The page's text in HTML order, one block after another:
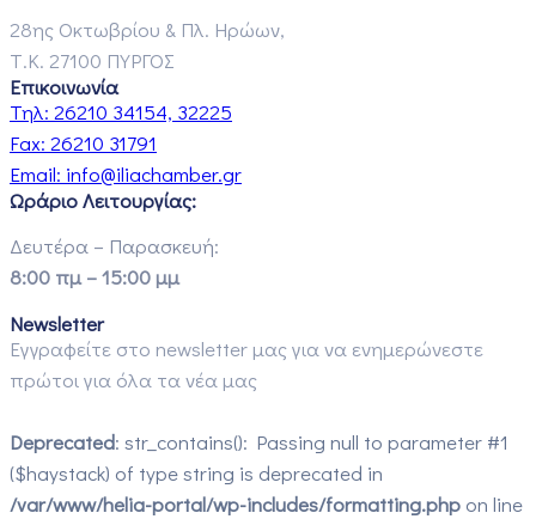
28ης Οκτωβρίου & Πλ. Ηρώων,
Τ.Κ. 27100 ΠΥΡΓΟΣ
Επικοινωνία
Τηλ: 26210 34154, 32225
Fax: 26210 31791
Email: info@iliachamber.gr
Ωράριο Λειτουργίας:
Δευτέρα – Παρασκευή:
8:00 πμ – 15:00 μμ
Newsletter
Εγγραφείτε στο newsletter μας για να ενημερώνεστε
πρώτοι για όλα τα νέα μας
Deprecated: str_contains(): Passing null to parameter #1
($haystack) of type string is deprecated in
/var/www/helia-portal/wp-includes/formatting.php on line